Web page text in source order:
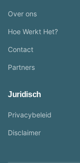
Over ons
Hoe Werkt Het?
Contact
Partners
Juridisch
Privacybeleid
Disclaimer